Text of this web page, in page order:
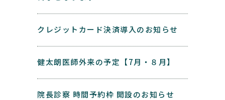
クレジットカード決済導入のお知らせ
健太朗医師外来の予定【7月・８月】
院長診察 時間予約枠 開設のお知らせ